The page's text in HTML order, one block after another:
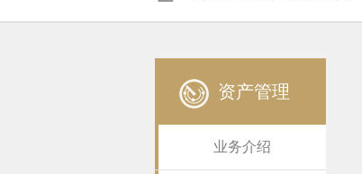
资产管理
业务介绍